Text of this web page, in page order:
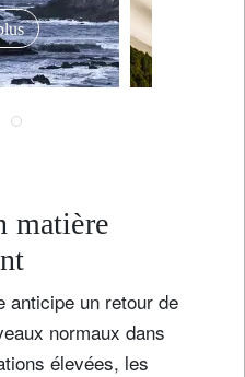
matière
anticipe un retour de
normaux dans
élevées, les